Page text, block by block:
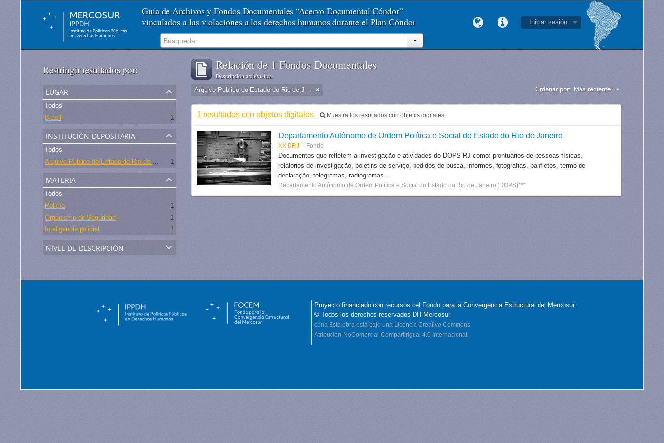
Guía de Archivos y Fondos Documentales “Acervo Documental Cóndor”
vinculados a las violaciones a los derechos humanos durante el Plan Cóndor
Iniciar sesión
Restringir resultados por:
lugar
Todos
Brasil
1
institución depositaria
Todos
Arquivo Publico do Estado do Rio de Janeiro -
1
materia
Todos
Policía
1
Organismo de Seguridad
1
Inteligencia policial
1
nivel de descripción
Relación de 1 Fondos Documentales
Descripción archivística
Arquivo Publico do Estado do Rio de Janeiro - Ordenar por: Más reciente
1 resultados con objetos digitales Muestra los resultados con objetos digitales
Departamento Autônomo de Ordem Política e Social do Estado do Rio de Janeiro
XX DRJ Fondo
Documentos que refletem a investigação e atividades do DOPS-RJ como: prontuários de pessoas físicas,
relatórios de investigação, boletins de serviço, pedidos de busca, informes, fotografias, panfletos, termo de
declaração, telegramas, radiogramas ...
Departamento Autônomo de Ordem Política e Social do Estado do Rio de Janeiro (DOPS)***
Proyecto financiado con recursos del Fondo para la Convergencia Estructural del Mercosur
© Todos los derechos reservados DH Mercosur
cbna Esta obra está bajo una Licencia Creative Commons
Atribución-NoComercial-CompartirIgual 4.0 Internacional.